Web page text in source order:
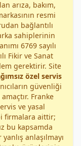
arıza, bakım,
resmi
bağlantılı
sahiplerinin
6769 sayılı
Fikir ve Sanat
gerektirir. Site
özel servis
güvenliği
Franke
ve yasal
firmalara aittir;
bu kapsamda
anlaşılmayı